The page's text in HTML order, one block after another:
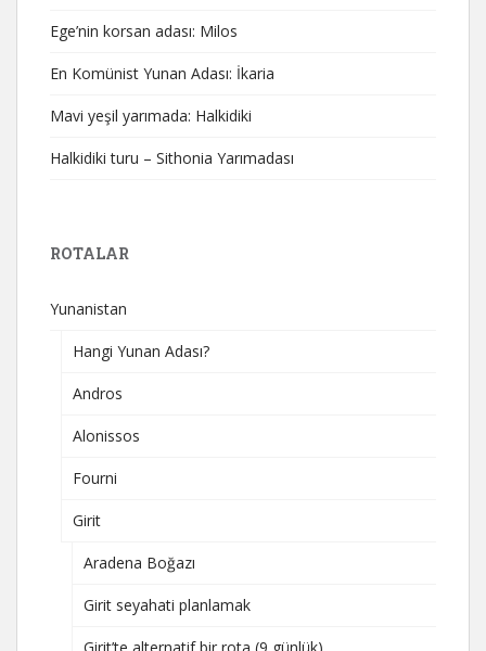
Ege’nin korsan adası: Milos
En Komünist Yunan Adası: İkaria
Mavi yeşil yarımada: Halkidiki
Halkidiki turu – Sithonia Yarımadası
ROTALAR
Yunanistan
Hangi Yunan Adası?
Andros
Alonissos
Fourni
Girit
Aradena Boğazı
Girit seyahati planlamak
Girit’te alternatif bir rota (9 günlük)